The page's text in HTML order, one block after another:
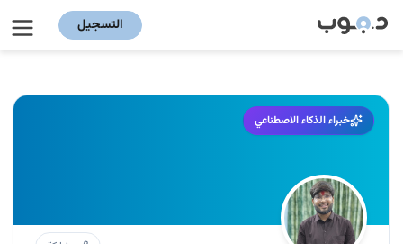
التسجيل
خبراء الذكاء الاصطناعي